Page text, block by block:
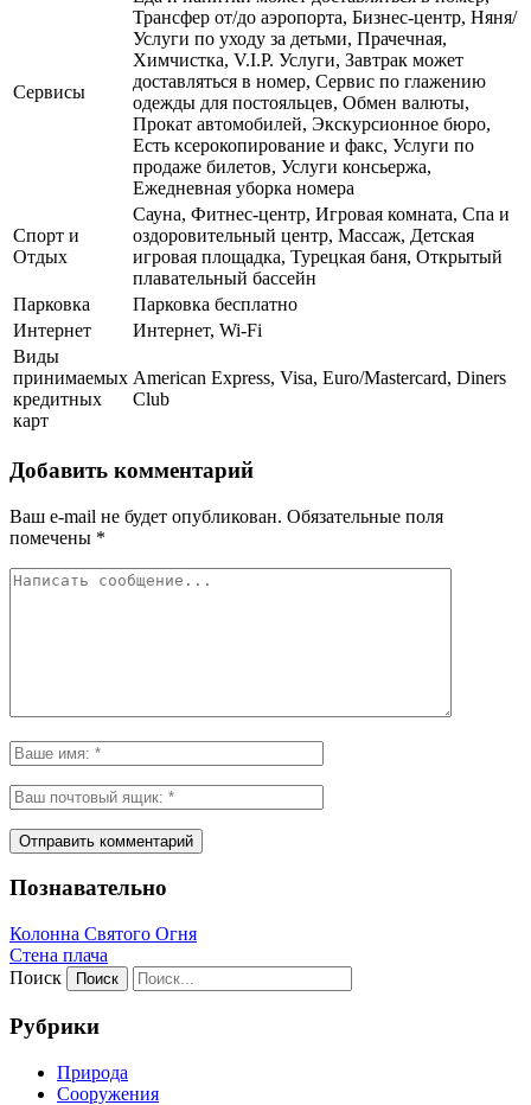
Сервисы
Трансфер от/до аэропорта, Бизнес-центр, Няня/
Услуги по уходу за детьми, Прачечная,
Химчистка, V.I.P. Услуги, Завтрак может
доставляться в номер, Сервис по глажению
одежды для постояльцев, Обмен валюты,
Прокат автомобилей, Экскурсионное бюро,
Есть ксерокопирование и факс, Услуги по
продаже билетов, Услуги консьержа,
Ежедневная уборка номера
Спорт и
Отдых
Сауна, Фитнес-центр, Игровая комната, Спа и
оздоровительный центр, Массаж, Детская
игровая площадка, Турецкая баня, Открытый
плавательный бассейн
Парковка
Парковка бесплатно
Интернет
Интернет, Wi-Fi
Виды
принимаемых
кредитных
карт
American Express, Visa, Euro/Mastercard, Diners
Club
Добавить комментарий
Ваш e-mail не будет опубликован. Обязательные поля
помечены *
Познавательно
Колонна Святого Огня
Стена плача
Поиск
Рубрики
Природа
Сооружения